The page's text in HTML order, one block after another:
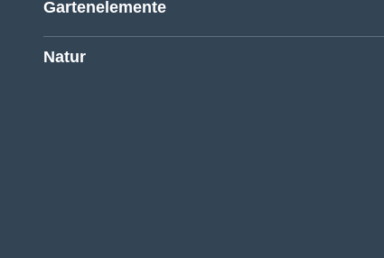
Gartenelemente
Natur